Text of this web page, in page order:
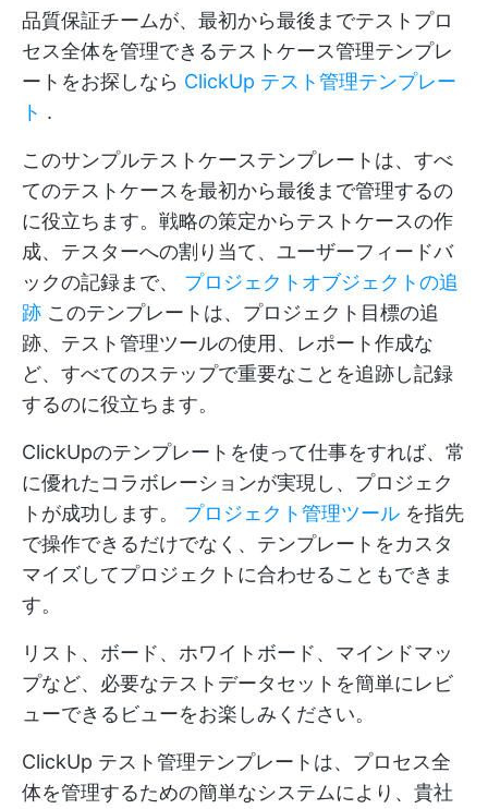
品質保証チームが、最初から最後までテストプロ
セス全体を管理できるテストケース管理テンプレ
ートをお探しなら ClickUp テスト管理テンプレー
ト .
このサンプルテストケーステンプレートは、すべ
てのテストケースを最初から最後まで管理するの
に役立ちます。戦略の策定からテストケースの作
成、テスターへの割り当て、ユーザーフィードバ
ックの記録まで、 プロジェクトオブジェクトの追
跡 このテンプレートは、プロジェクト目標の追
跡、テスト管理ツールの使用、レポート作成な
ど、すべてのステップで重要なことを追跡し記録
するのに役立ちます。
ClickUpのテンプレートを使って仕事をすれば、常
に優れたコラボレーションが実現し、プロジェク
トが成功します。 プロジェクト管理ツール を指先
で操作できるだけでなく、テンプレートをカスタ
マイズしてプロジェクトに合わせることもできま
す。
リスト、ボード、ホワイトボード、マインドマッ
プなど、必要なテストデータセットを簡単にレビ
ューできるビューをお楽しみください。
ClickUp テスト管理テンプレートは、プロセス全
体を管理するための簡単なシステムにより、貴社